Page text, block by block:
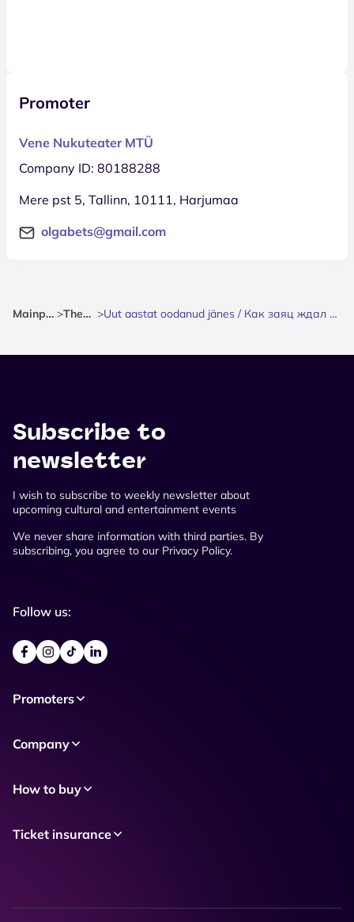
Promoter
Vene Nukuteater MTÜ
Company ID: 80188288
Mere pst 5, Tallinn, 10111, Harjumaa
olgabets@gmail.com
Mainpage > Theatre > Uut aastat oodanud jänes / Как заяц ждал Новый год
Subscribe to
newsletter
I wish to subscribe to weekly newsletter about
upcoming cultural and entertainment events
We never share information with third parties. By
subscribing, you agree to our Privacy Policy.
Follow us:
Promoters
Company
How to buy
Ticket insurance